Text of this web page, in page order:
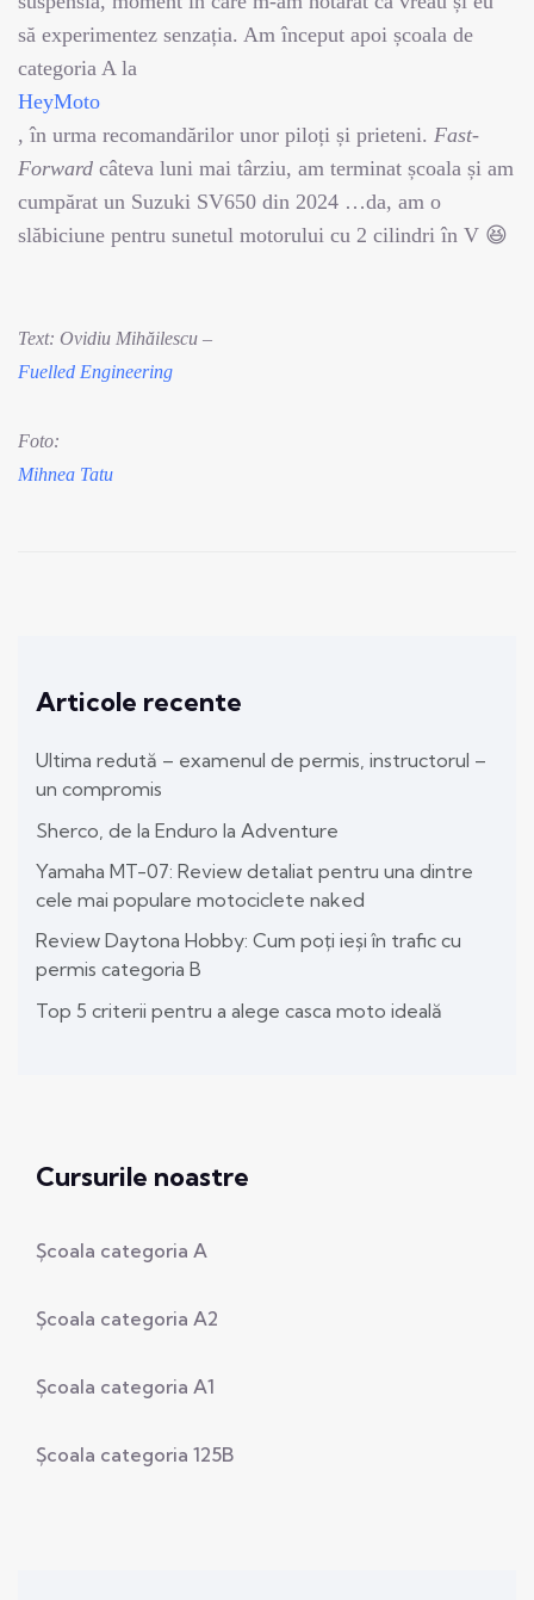
să experimentez senzația. Am început apoi școala de
categoria A la
HeyMoto
, în urma recomandărilor unor piloți și prieteni. Fast-
Forward câteva luni mai târziu, am terminat școala și am
cumpărat un Suzuki SV650 din 2024 …da, am o
slăbiciune pentru sunetul motorului cu 2 cilindri în V 😆
Text: Ovidiu Mihăilescu –
Fuelled Engineering
Foto:
Mihnea Tatu
Articole recente
Ultima redută – examenul de permis, instructorul –
un compromis
Sherco, de la Enduro la Adventure
Yamaha MT-07: Review detaliat pentru una dintre
cele mai populare motociclete naked
Review Daytona Hobby: Cum poți ieși în trafic cu
permis categoria B
Top 5 criterii pentru a alege casca moto ideală
Cursurile noastre
Școala categoria A
Școala categoria A2
Școala categoria A1
Școala categoria 125B